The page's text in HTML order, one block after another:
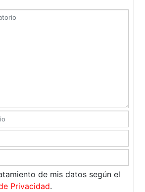
de mis datos según el
Privacidad.